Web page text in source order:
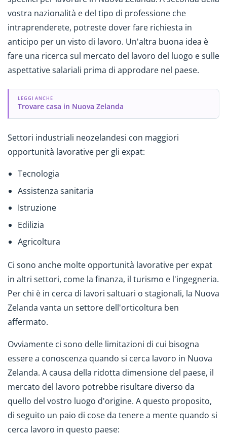
vostra nazionalità e del tipo di professione che
intraprenderete, potreste dover fare richiesta in
anticipo per un visto di lavoro. Un'altra buona idea è
fare una ricerca sul mercato del lavoro del luogo e sulle
aspettative salariali prima di approdare nel paese.
LEGGI ANCHE
Trovare casa in Nuova Zelanda
Settori industriali neozelandesi con maggiori
opportunità lavorative per gli expat:
Tecnologia
Assistenza sanitaria
Istruzione
Edilizia
Agricoltura
Ci sono anche molte opportunità lavorative per expat
in altri settori, come la finanza, il turismo e l'ingegneria.
Per chi è in cerca di lavori saltuari o stagionali, la Nuova
Zelanda vanta un settore dell'orticoltura ben
affermato.
Ovviamente ci sono delle limitazioni di cui bisogna
essere a conoscenza quando si cerca lavoro in Nuova
Zelanda. A causa della ridotta dimensione del paese, il
mercato del lavoro potrebbe risultare diverso da
quello del vostro luogo d'origine. A questo proposito,
di seguito un paio di cose da tenere a mente quando si
cerca lavoro in questo paese: